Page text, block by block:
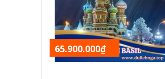
65.900.000₫